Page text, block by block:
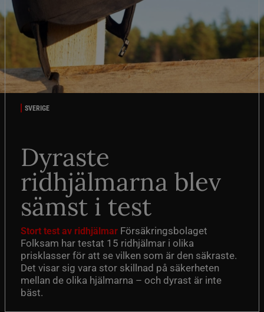
SVERIGE
Dyraste
ridhjälmarna blev
sämst i test
Stort test av ridhjälmar Försäkringsbolaget
Folksam har testat 15 ridhjälmar i olika
prisklasser för att se vilken som är den säkraste.
Det visar sig vara stor skillnad på säkerheten
mellan de olika hjälmarna – och dyrast är inte
bäst.